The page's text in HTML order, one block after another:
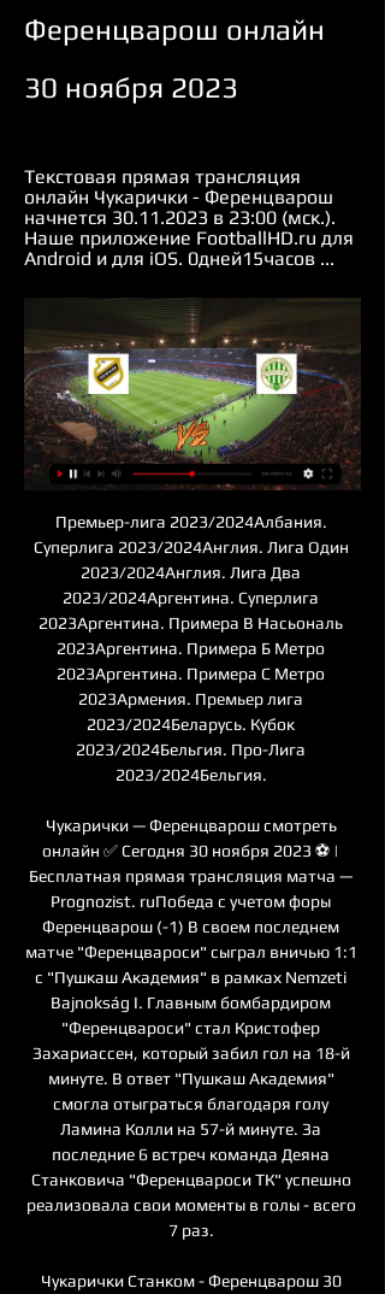
Ференцварош онлайн
30 ноября 2023
Текстовая прямая трансляция
онлайн Чукарички - Ференцварош
начнется 30.11.2023 в 23:00 (мск.).
Наше приложение FootballHD.ru для
Android и для iOS. 0дней15часов ...
Премьер-лига 2023/2024Албания.
Суперлига 2023/2024Англия. Лига Один
2023/2024Англия. Лига Два
2023/2024Аргентина. Суперлига
2023Аргентина. Примера B Насьональ
2023Аргентина. Примера Б Метро
2023Аргентина. Примера C Метро
2023Армения. Премьер лига
2023/2024Беларусь. Кубок
2023/2024Бельгия. Про-Лига
2023/2024Бельгия.
Чукарички — Ференцварош смотреть
онлайн ✅ Сегодня 30 ноября 2023 ⚽ |
Бесплатная прямая трансляция матча —
Prognozist. ruПобеда с учетом форы
Ференцварош (-1) В своем последнем
матче "Ференцвароси" сыграл вничью 1:1
с "Пушкаш Академия" в рамках Nemzeti
Bajnokság I. Главным бомбардиром
"Ференцвароси" стал Кристофер
Захариассен, который забил гол на 18-й
минуте. В ответ "Пушкаш Академия"
смогла отыграться благодаря голу
Ламина Колли на 57-й минуте. За
последние 6 встреч команда Деяна
Станковича "Ференцвароси ТК" успешно
реализовала свои моменты в голы - всего
7 раз.
Чукарички Станком - Ференцварош 30